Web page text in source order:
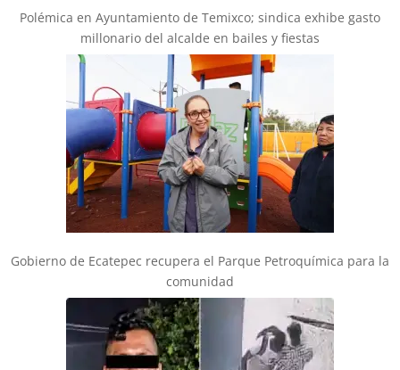
Polémica en Ayuntamiento de Temixco; sindica exhibe gasto
millonario del alcalde en bailes y fiestas
Gobierno de Ecatepec recupera el Parque Petroquímica para la
comunidad